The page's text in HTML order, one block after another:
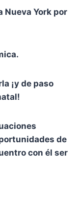
Nueva York por
¡y de paso
de
con él ser